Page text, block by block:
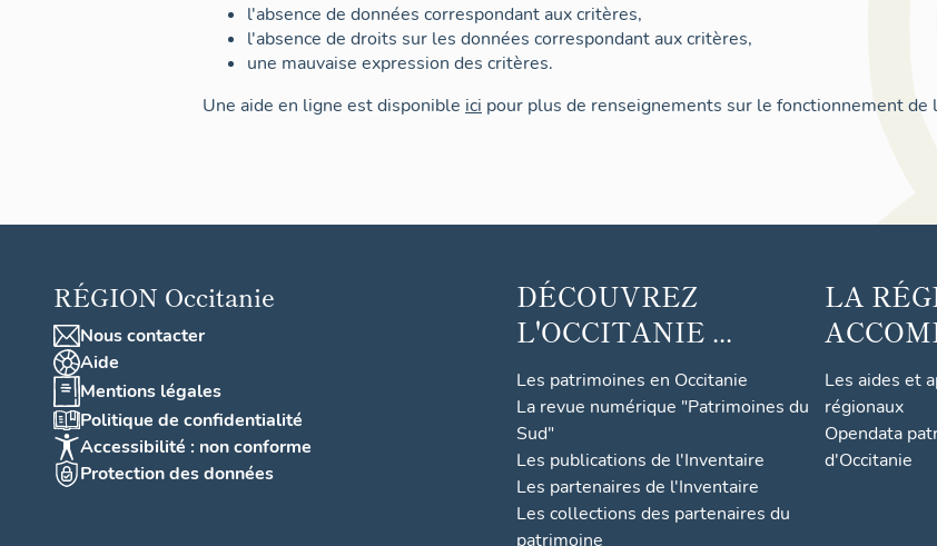
l'absence de données correspondant aux critères,
l'absence de droits sur les données correspondant aux critères,
une mauvaise expression des critères.
Une aide en ligne est disponible ici pour plus de renseignements sur le fonctionnement de
RÉGION Occitanie
Nous contacter
Aide
Mentions légales
Politique de confidentialité
Accessibilité : non conforme
Protection des données
DÉCOUVREZ
L'OCCITANIE ...
Les patrimoines en Occitanie
La revue numérique "Patrimoines du
Sud"
Les publications de l'Inventaire
Les partenaires de l'Inventaire
Les collections des partenaires du
patrimoine
LA
Les aides et
régionaux
Opendata
d'Occitanie